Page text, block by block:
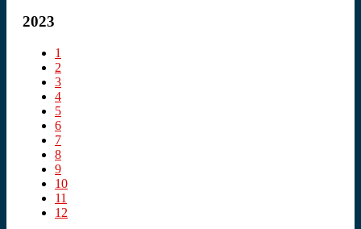
2023
1
2
3
4
5
6
7
8
9
10
11
12